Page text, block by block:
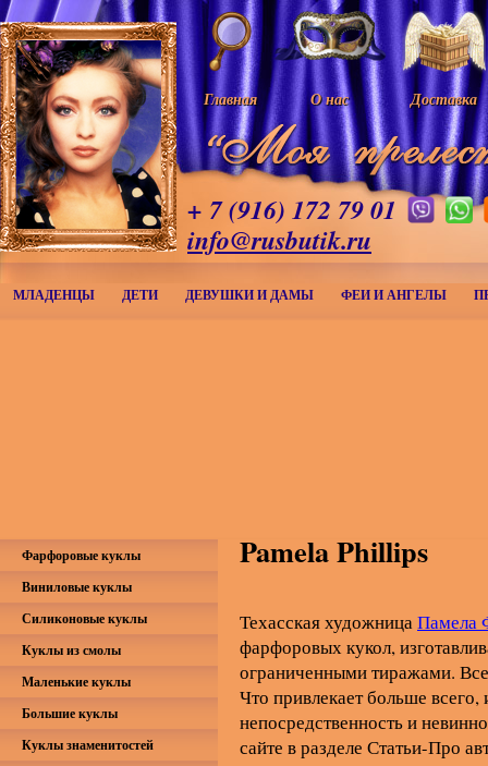
Главная О нас Доставка
+ 7 (916) 172 79 01
info@rusbutik.ru
МЛАДЕНЦЫ ДЕТИ ДЕВУШКИ И ДАМЫ ФЕИ И АНГЕЛЫ
Pamela Phillips
Техасская художницаПамела
фарфоровых кукол,
ограниченными тиражами.
Что привлекает больше всего,
непосредственность и
сайте в разделе Статьи-Про
Фарфоровые куклы
Виниловые куклы
Силиконовые куклы
Куклы из смолы
Маленькие куклы
Большие куклы
Куклы знаменитостей